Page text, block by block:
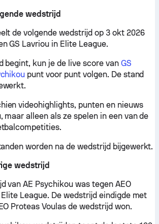
wedstrijd
de volgende wedstrijd op 3 okt 2026
GS Lavriou in Elite League.
begint, kun je de live score van GS
punt voor punt volgen. De stand
videohighlights, punten en nieuws
maar alleen als ze spelen in een van de
worden na de wedstrijd bijgewerkt.
wedstrijd
van AE Psychikou was tegen AEO
League. De wedstrijd eindigde met
Proteas Voulas de wedstrijd won.